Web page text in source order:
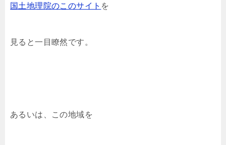
国土地理院のこのサイト を
見ると一目瞭然です。
あるいは、この地域を